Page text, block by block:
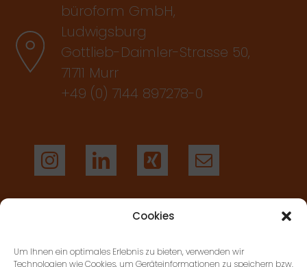
Cookies
Um Ihnen ein optimales Erlebnis zu bieten, verwenden wir
Technologien wie Cookies, um Geräteinformationen zu speichern bzw.
büroform GmbH,
Ludwigsburg
Gottlieb-Daimler-Strasse 50,
71711 Murr
+49 (0) 7144 897278-0